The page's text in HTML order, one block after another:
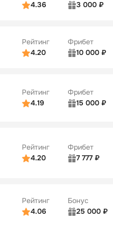
4.36
3 000 ₽
4/5
Рейтинг
4.20
Фрибет
10 000 ₽
5/5Рейтинг
4.19
Фрибет
15 000 ₽
4/5Рейтинг
4.20
Фрибет
7 777 ₽
5/5Рейтинг
4.06
Бонус
25 000 ₽